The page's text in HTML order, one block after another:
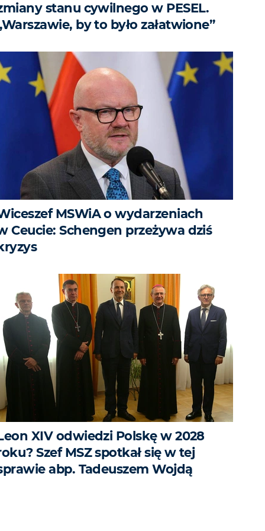
stanu cywilnego w PESEL.
by to było załatwione”
MSWiA o wydarzeniach
Ceucie: Schengen przeżywa dziś
XIV odwiedzi Polskę w 2028
Szef MSZ spotkał się w tej
abp. Tadeuszem Wojdą